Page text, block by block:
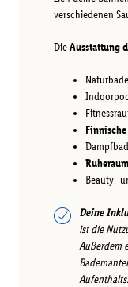
verschiedenen
DieAusstattung
Beauty-
Deine
ist die
Außerdem
Aufenthalts.